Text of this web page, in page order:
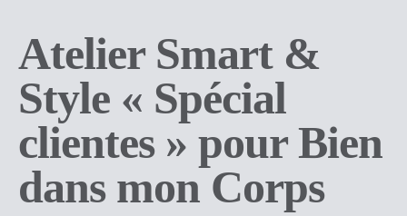
Atelier Smart &
Style « Spécial
clientes » pour Bien
dans mon Corps